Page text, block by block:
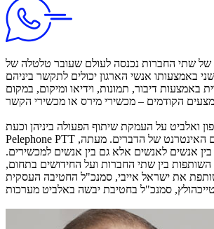
שתי החברות נכנסה לעולם שעובר טלטלה של
באמצעותו אנשי הארגון יכולים לתקשר ביניהם
באמצעות דיבור, תמונות, וידיאו ומיקום, במקום
ואלביט על העמקת שיתוף הפעולה ביניהן וכעת
Pelephone PTT מציע יכולות גם בתחום האינטרנט של הדברים. מעתה,
אנשים לאנשים אלא גם בין אנשים למכשירים.
השותפות בין שתי החברות ועל החידושים בתחום,
את ישראל אייבי, סמנכ"ל החטיבה העסקית